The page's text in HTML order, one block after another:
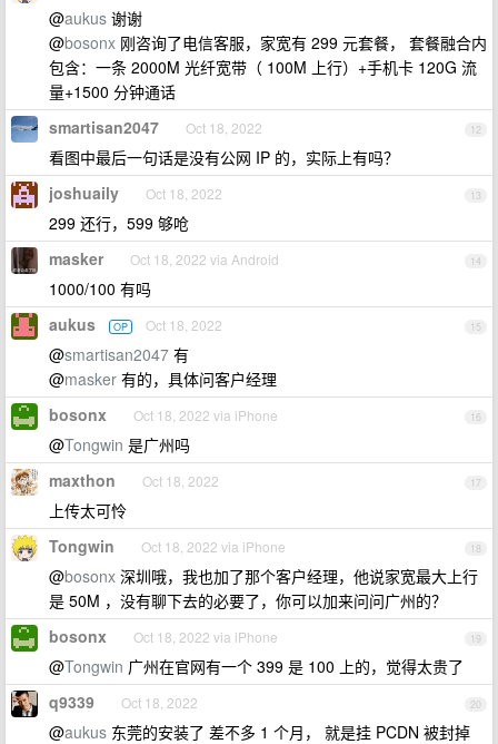
@aukus 谢谢
@bosonx 刚咨询了电信客服，家宽有 299 元套餐， 套餐融合内
包含：一条 2000M 光纤宽带（ 100M 上行）+手机卡 120G 流
量+1500 分钟通话
12
smartisan2047 Oct 18, 2022
看图中最后一句话是没有公网 IP 的，实际上有吗？
13
joshuaily Oct 18, 2022
299 还行，599 够呛
14
masker Oct 18, 2022 via Android
1000/100 有吗
15
aukus OP Oct 18, 2022
@smartisan2047 有
@masker 有的，具体问客户经理
16
bosonx Oct 18, 2022 via iPhone
@Tongwin 是广州吗
17
maxthon Oct 18, 2022
上传太可怜
18
Tongwin Oct 18, 2022 via iPhone
@bosonx 深圳哦，我也加了那个客户经理，他说家宽最大上行
是 50M ，没有聊下去的必要了，你可以加来问问广州的？
19
bosonx Oct 18, 2022 via iPhone
@Tongwin 广州在官网有一个 399 是 100 上的，觉得太贵了
20
q9339 Oct 18, 2022
@aukus 东莞的安装了 差不多 1 个月， 就是挂 PCDN 被封掉